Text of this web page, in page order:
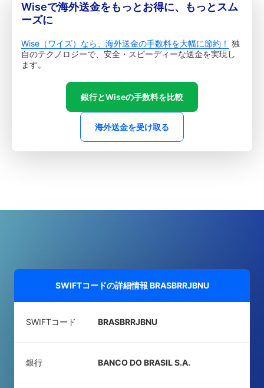
Wiseで海外送金をもっとお得に、もっとスム
ーズに
Wise（ワイズ）なら、海外送金の手数料を大幅に節約！ 独
自のテクノロジーで、安全・スピーディーな送金を実現し
ます。
銀行とWiseの手数料を比較
海外送金を受け取る
SWIFTコードの詳細情報 BRASBRRJBNU
SWIFTコード BRASBRRJBNU
銀行 BANCO DO BRASIL S.A.